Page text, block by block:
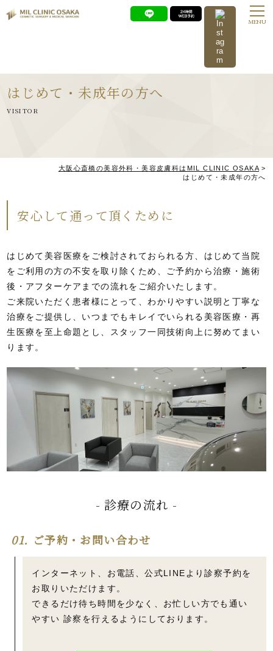
MENU
はじめて・未成年の方へ
VISITOR
大阪心斎橋の美容外科・美容皮膚科はMIL CLINIC OSAKA>
はじめて・未成年の方へ
安心して通って頂くために
はじめて美容医療をご検討されておられる方、はじめて当院
をご利用の方の不安を取り除くため、ご予約から治療・施術
後・アフターケアまでの流れをご紹介いたします。
ご来院いただく患者様にとって、わかりやすい説明と丁寧な
治療をご提供し、いつまでもキレイでいられる美容医療・再
生医療を至上命題とし、スタッフ一同技術向上に努めてまい
ります。
診療の流れ
01. ご予約・お問い合わせ
インターネット、お電話、公式LINEより診察予約を
お取りいただけます。
できるだけ待ち時間を少なく、お忙しい方でも通い
やすい 診察を行えるようにしております。